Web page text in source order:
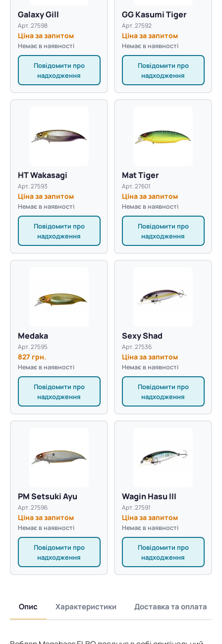
Galaxy Gill
Арт. 27598
Ціна за запитом
Немає в наявності
Повідомити про
надходження
GG Kasumi Tiger
Арт. 27592
Ціна за запитом
Немає в наявності
Повідомити про
надходження
HT Wakasagi
Арт. 27593
Ціна за запитом
Немає в наявності
Повідомити про
надходження
Mat Tiger
Арт. 27601
Ціна за запитом
Немає в наявності
Повідомити про
надходження
Medaka
Арт. 27595
827 грн.
Немає в наявності
Повідомити про
надходження
Sexy Shad
Арт. 27536
Ціна за запитом
Немає в наявності
Повідомити про
надходження
PM Setsuki Ayu
Арт. 27596
Ціна за запитом
Немає в наявності
Повідомити про
надходження
Wagin Hasu III
Арт. 27591
Ціна за запитом
Немає в наявності
Повідомити про
надходження
Опис Характеристики Доставка та оплата